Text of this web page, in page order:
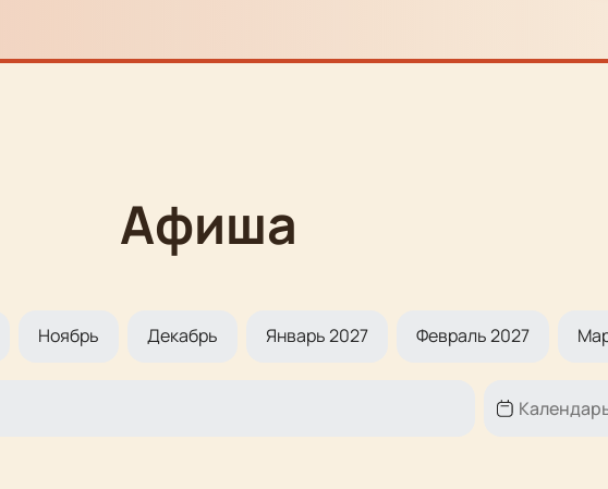
Афиша
Ноябрь Декабрь Январь 2027 Февраль 2027